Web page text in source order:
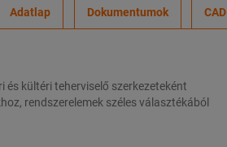
Adatlap Dokumentumok CAD
és kültéri teherviselő szerkezeteként
rendszerelemek széles választékából